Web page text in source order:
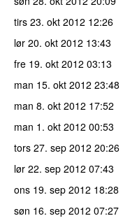
tirs 23. okt 2012 12:26
lør 20. okt 2012 13:43
fre 19. okt 2012 03:13
man 15. okt 2012 23:48
man 8. okt 2012 17:52
man 1. okt 2012 00:53
tors 27. sep 2012 20:26
lør 22. sep 2012 07:43
ons 19. sep 2012 18:28
søn 16. sep 2012 07:27